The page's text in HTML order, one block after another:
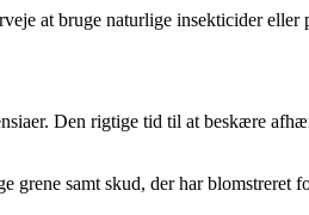
at bruge naturlige insekticider
Den rigtige tid til at beskære
grene samt skud, der har